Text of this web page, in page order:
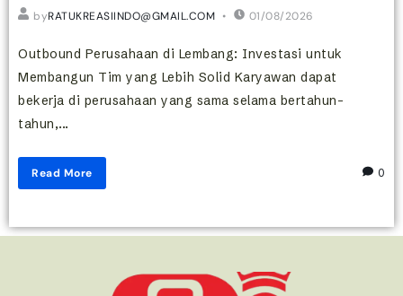
byRATUKREASIINDO@GMAIL.COM 01/08/2026
Outbound Perusahaan di Lembang: Investasi untuk
Membangun Tim yang Lebih Solid Karyawan dapat
bekerja di perusahaan yang sama selama bertahun-
tahun,...
Read More 0